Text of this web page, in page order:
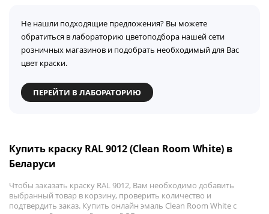
Не нашли подходящие предложения? Вы можете
обратиться в лабораторию цветоподбора нашей сети
розничных магазинов и подобрать необходимый для Вас
цвет краски.
ПЕРЕЙТИ В ЛАБОРАТОРИЮ
Купить краску RAL 9012 (Clean Room White) в
Беларуси
Чтобы заказать краску RAL 9012, Вам необходимо добавить
выбранный товар в корзину, проверить количество и
подтвердить заказ. Купить онлайн эмаль Clean Room White с